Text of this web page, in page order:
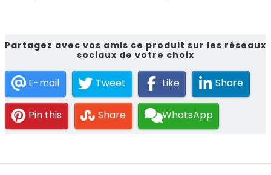
Partagez avec vos amis ce produit sur les réseaux
sociaux de votre choix
E-mail Tweet Like Share
Pin this Share WhatsApp